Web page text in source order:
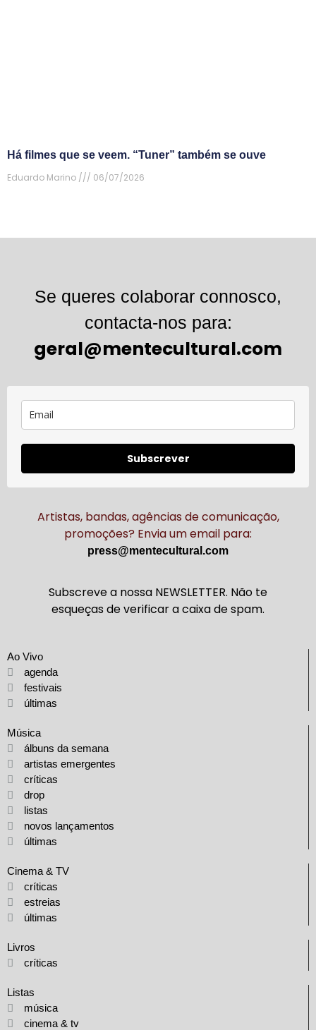
Há filmes que se veem. “Tuner” também se ouve
Eduardo Marino
06/07/2026
Se queres colaborar connosco,
contacta-nos para:
geral@mentecultural.com
Subscrever
Artistas, bandas, agências de comunicação,
promoções? Envia um email para:
press@mentecultural.com
Subscreve a nossa NEWSLETTER. Não te
esqueças de verificar a caixa de spam.
Ao Vivo
agenda
festivais
últimas
Música
álbuns da semana
artistas emergentes
críticas
drop
listas
novos lançamentos
últimas
Cinema & TV
críticas
estreias
últimas
Livros
críticas
Listas
música
cinema & tv